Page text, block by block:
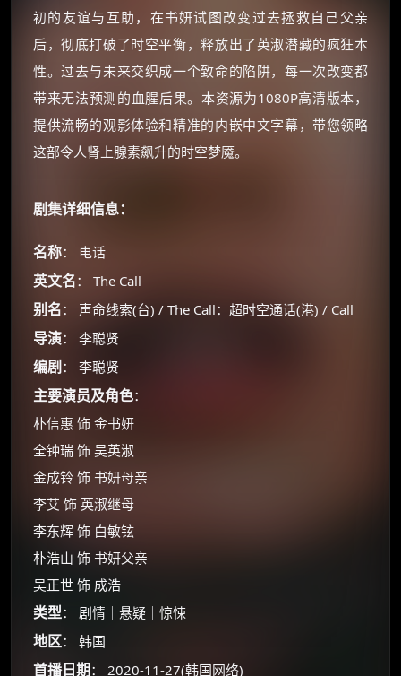
初的友谊与互助，在书妍试图改变过去拯救自己父亲
后，彻底打破了时空平衡，释放出了英淑潜藏的疯狂本
性。过去与未来交织成一个致命的陷阱，每一次改变都
带来无法预测的血腥后果。本资源为1080P高清版本，
提供流畅的观影体验和精准的内嵌中文字幕，带您领略
这部令人肾上腺素飙升的时空梦魇。
剧集详细信息：
名称： 电话
英文名： The Call
别名： 声命线索(台) / The Call：超时空通话(港) / Call
导演： 李聪贤
编剧 ： 李聪贤
主要演员及角色：
朴信惠 饰 金书妍
全钟瑞 饰 吴英淑
金成铃 饰 书妍母亲
李艾 饰 英淑继母
李东辉 饰 白敏铉
朴浩山 饰 书妍父亲
吴正世 饰 成浩
类型： 剧情｜悬疑｜惊悚
地区： 韩国
首播日期： 2020-11-27(韩国网络)